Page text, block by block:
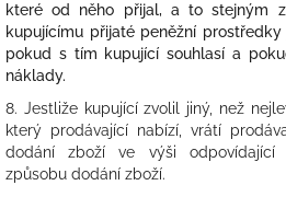
které od něho přijal, a to stejným
kupujícímu přijaté peněžní
pokud s tím kupující souhlasí a
náklady.
8. Jestliže kupující zvolil jiný, než
který prodávající nabízí, vrátí
dodání zboží ve výši odpovídající
způsobu dodání zboží.